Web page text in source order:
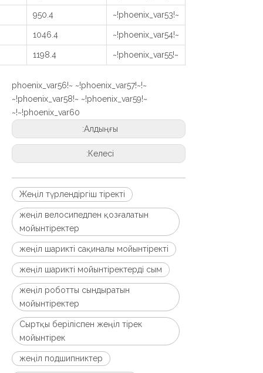
~!phoenix_var53!~
950.4
~!phoenix_var54!~
1046.4
~!phoenix_var55!~
1198.4
~!phoenix_var56!~ ~!phoenix_var57!~
~!phoenix_var58!~ ~!phoenix_var59!~
~!phoenix_var60!~
Алдыңғы:
Келесі:
Жеңіл түрлендіргіш тіректі
жеңіл велосипедпен қозғалатын
мойынтіректер
жеңіл шарикті сақиналы мойынтіректі
жеңіл шарикті мойынтіректерді сым
жеңіл роботты сындыратын
мойынтіректер
Сыртқы беріліспен жеңіл тірек
мойынтірек
жеңіл подшипниктер